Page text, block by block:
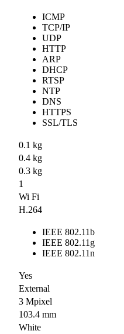
ICMP
TCP/IP
UDP
HTTP
ARP
DHCP
RTSP
NTP
DNS
HTTPS
SSL/TLS
0.1 kg
0.4 kg
0.3 kg
1
Wi Fi
H.264
IEEE 802.11b
IEEE 802.11g
IEEE 802.11n
Yes
External
3 Mpixel
103.4 mm
White